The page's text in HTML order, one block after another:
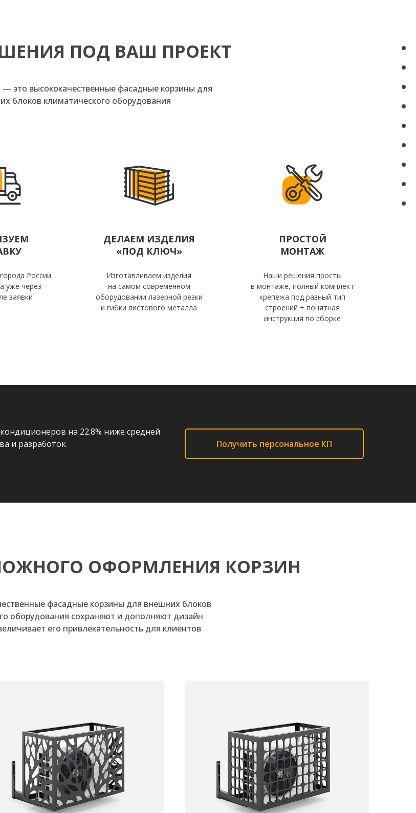
ПОД ВАШ ПРОЕКТ
это высококачественные фасадные корзины для
блоков климатического оборудования
России
уже через
заявки
ДЕЛАЕМ ИЗДЕЛИЯ
«ПОД КЛЮЧ»
Изготавливаем изделия
на самом современном
оборудовании лазерной резки
и гибки листового металла
ПРОСТОЙ
МОНТАЖ
Наши решения просты
в монтаже, полный комплект
крепежа под разный тип
строений + понятная
инструкция по сборке
на 22.8% ниже средней
и разработок.
Получить персональное КП
ОФОРМЛЕНИЯ КОРЗИН
фасадные корзины для внешних блоков
оборудования сохраняют и дополняют дизайн
его привлекательность для клиентов